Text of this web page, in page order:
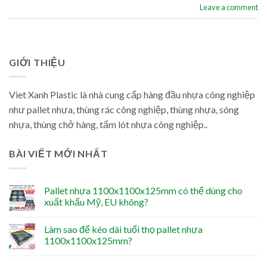
Leave a comment
GIỚI THIỆU
Viet Xanh Plastic là nhà cung cấp hàng đầu nhựa công nghiệp
như pallet nhựa, thùng rác công nghiệp, thùng nhựa, sóng
nhựa, thùng chở hàng, tấm lót nhựa công nghiệp..
BÀI VIẾT MỚI NHẤT
Pallet nhựa 1100x1100x125mm có thể dùng cho
xuất khẩu Mỹ, EU không?
Làm sao để kéo dài tuổi thọ pallet nhựa
1100x1100x125mm?